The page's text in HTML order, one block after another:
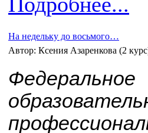
На недельку до восьмого…
Автор: Ксения Азаренкова (2